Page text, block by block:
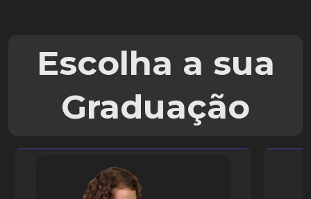
Escolha a sua
Graduação